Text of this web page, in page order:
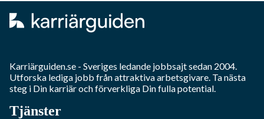
Karriärguiden.se - Sveriges ledande jobbsajt sedan 2004.
Utforska lediga jobb från attraktiva arbetsgivare. Ta nästa
steg i Din karriär och förverkliga Din fulla potential.
Tjänster